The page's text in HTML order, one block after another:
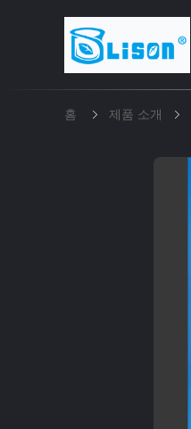
홈 제품 소개